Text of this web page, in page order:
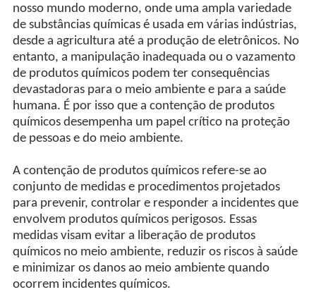
nosso mundo moderno, onde uma ampla variedade
de substâncias químicas é usada em várias indústrias,
desde a agricultura até a produção de eletrônicos. No
entanto, a manipulação inadequada ou o vazamento
de produtos químicos podem ter consequências
devastadoras para o meio ambiente e para a saúde
humana. É por isso que a contenção de produtos
químicos desempenha um papel crítico na proteção
de pessoas e do meio ambiente.
A contenção de produtos químicos refere-se ao
conjunto de medidas e procedimentos projetados
para prevenir, controlar e responder a incidentes que
envolvem produtos químicos perigosos. Essas
medidas visam evitar a liberação de produtos
químicos no meio ambiente, reduzir os riscos à saúde
e minimizar os danos ao meio ambiente quando
ocorrem incidentes químicos.